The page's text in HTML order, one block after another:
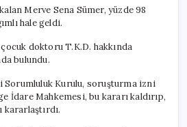
Merve Sena Sümer, yüzde 98
hale geldi.
doktoru T.K.D. hakkında
bulundu.
Sorumluluk Kurulu, soruşturma izni
İdare Mahkemesi, bu kararı kaldırıp,
kararlaştırdı.